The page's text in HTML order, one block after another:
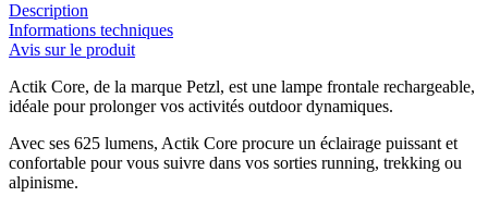
Description
Informations techniques
Avis sur le produit
Actik Core, de la marque Petzl, est une lampe frontale rechargeable,
idéale pour prolonger vos activités outdoor dynamiques.
Avec ses 625 lumens, Actik Core procure un éclairage puissant et
confortable pour vous suivre dans vos sorties running, trekking ou
alpinisme.